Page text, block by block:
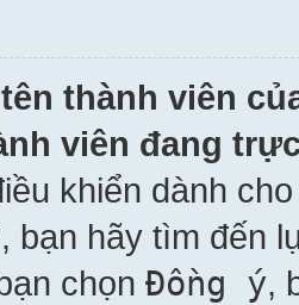
thành viên
viên đang
khiển dành
bạn hãy tìm đến
chọn Đồng ý,